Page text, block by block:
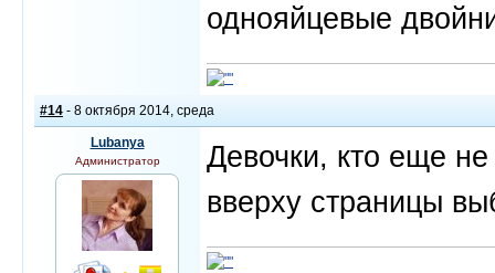
однояйцевые
#14 - 8 октября 2014, среда
Lubanya
Администратор
Девочки, кто еще
вверху страницы